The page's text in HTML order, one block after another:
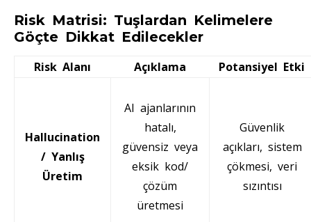
Risk Matrisi: Tuşlardan Kelimelere
Göçte Dikkat Edilecekler
Risk Alanı Açıklama Potansiyel Etki
Hallucination
/ Yanlış
Üretim
AI ajanlarının
hatalı,
güvensiz veya
eksik kod/
çözüm
üretmesi
Güvenlik
açıkları, sistem
çökmesi, veri
sızıntısı